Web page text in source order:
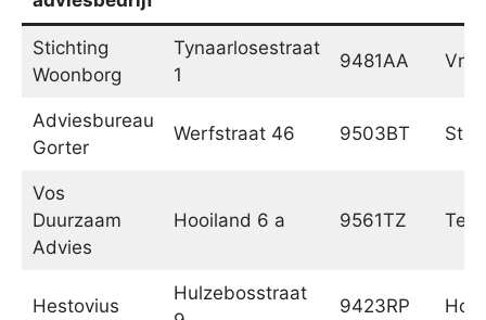
Stichting
Woonborg
Tynaarlosestraat
1
9481AA
Adviesbureau
Gorter
Werfstraat 46 9503BT
Vos
Duurzaam
Advies
Hooiland 6 a 9561TZ Ter
Hestovius
Hulzebosstraat
9423RP